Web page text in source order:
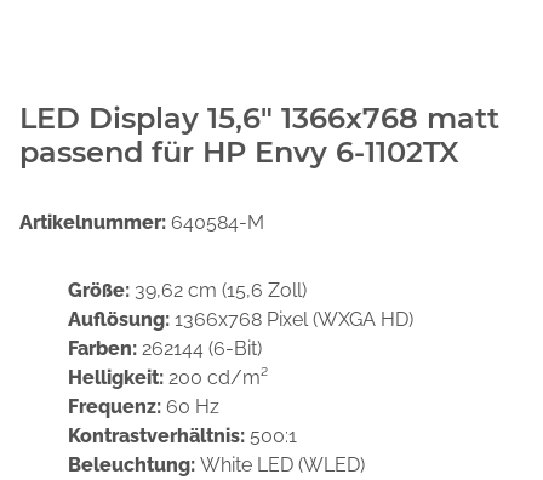
LED Display 15,6" 1366x768 matt
passend für HP Envy 6-1102TX
Artikelnummer: 640584-M
Größe: 39,62 cm (15,6 Zoll)
Auflösung: 1366x768 Pixel (WXGA HD)
Farben: 262144 (6-Bit)
Helligkeit: 200 cd/m²
Frequenz: 60 Hz
Kontrastverhältnis: 500:1
Beleuchtung: White LED (WLED)